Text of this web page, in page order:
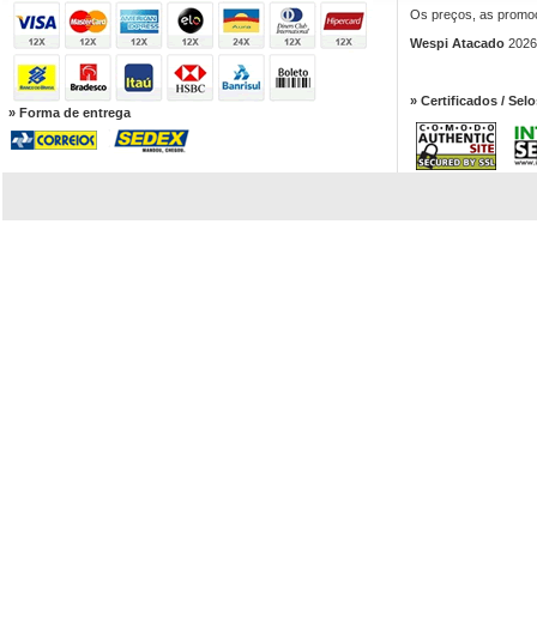
» Forma de entrega
Os preços, as
Wespi Atacado
» Certificados /